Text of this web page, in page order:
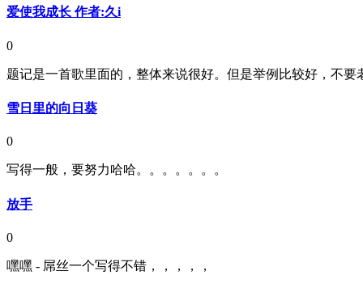
爱使我成长 作者:久i
0
题记是一首歌里面的，整体来说很好。但是举例比较好，不
雪日里的向日葵
0
写得一般，要努力哈哈。。。。。。。
放手
0
嘿嘿 - 屌丝一个写得不错，，，，，